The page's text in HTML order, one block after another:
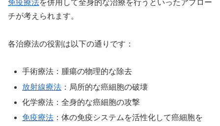
免疫療法を併用して全身的な治療を行うといったアプロー
チが考えられます。
各治療法の役割は以下の通りです：
手術療法：腫瘍の物理的な除去
放射線療法 ：局所的な癌細胞の破壊
化学療法：全身的な癌細胞の攻撃
免疫療法 ：体の免疫システムを活性化して癌細胞を